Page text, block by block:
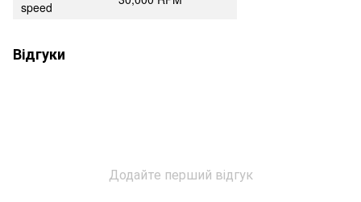
speed
Відгуки
Додайте перший відгук